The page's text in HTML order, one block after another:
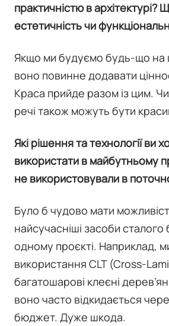
практичністю в архітектурі?
естетичність чи
Якщо ми будуємо будь-що на
воно повинне додавати
Краса прийде разом із цим.
речі також можуть бути
Які рішення та технології ви
використати в майбутньому
не використовували в
Було б чудово мати
найсучасніші засоби сталого
одному проєкті. Наприклад,
використання CLT (Cross-
багатошарові клеєні
воно часто відкидається
бюджет. Дуже шкода.